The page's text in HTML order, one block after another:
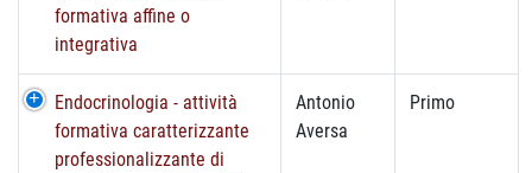
formativa affine o
integrativa
Endocrinologia - attività
formativa caratterizzante
professionalizzante di
Antonio
Aversa
Primo